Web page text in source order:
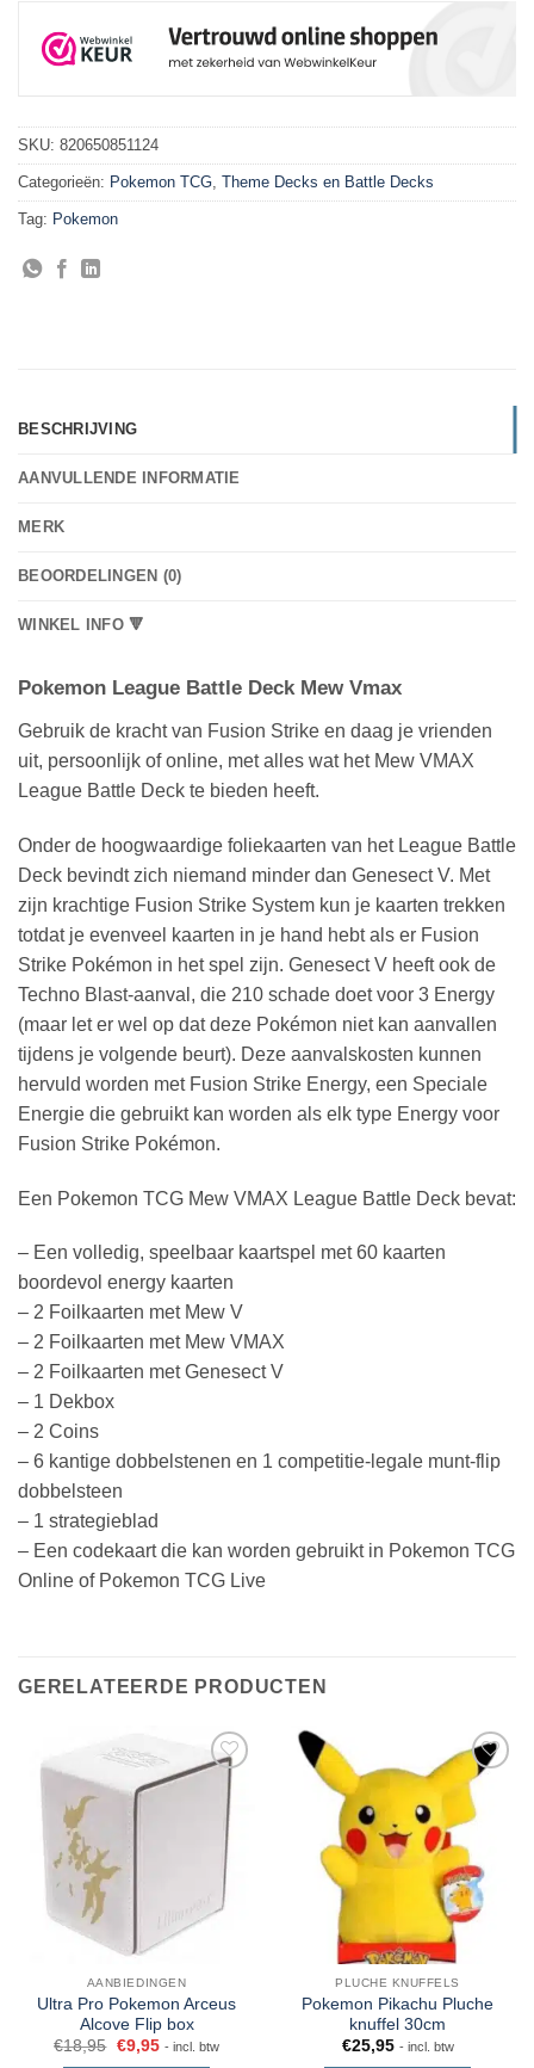
SKU: 820650851124
Categorieën: Pokemon TCG, Theme Decks en Battle Decks
Tag: Pokemon
BESCHRIJVING
AANVULLENDE INFORMATIE
MERK
BEOORDELINGEN (0)
WINKEL INFO 🔻
Pokemon League Battle Deck Mew Vmax
Gebruik de kracht van Fusion Strike en daag je vrienden
uit, persoonlijk of online, met alles wat het Mew VMAX
League Battle Deck te bieden heeft.
Onder de hoogwaardige foliekaarten van het League Battle
Deck bevindt zich niemand minder dan Genesect V. Met
zijn krachtige Fusion Strike System kun je kaarten trekken
totdat je evenveel kaarten in je hand hebt als er Fusion
Strike Pokémon in het spel zijn. Genesect V heeft ook de
Techno Blast-aanval, die 210 schade doet voor 3 Energy
(maar let er wel op dat deze Pokémon niet kan aanvallen
tijdens je volgende beurt). Deze aanvalskosten kunnen
hervuld worden met Fusion Strike Energy, een Speciale
Energie die gebruikt kan worden als elk type Energy voor
Fusion Strike Pokémon.
Een Pokemon TCG Mew VMAX League Battle Deck bevat:
– Een volledig, speelbaar kaartspel met 60 kaarten
boordevol energy kaarten
– 2 Foilkaarten met Mew V
– 2 Foilkaarten met Mew VMAX
– 2 Foilkaarten met Genesect V
– 1 Dekbox
– 2 Coins
– 6 kantige dobbelstenen en 1 competitie-legale munt-flip
dobbelsteen
– 1 strategieblad
– Een codekaart die kan worden gebruikt in Pokemon TCG
Online of Pokemon TCG Live
GERELATEERDE PRODUCTEN
AANBIEDINGEN
Ultra Pro Pokemon Arceus
Alcove Flip box
€18,95 €9,95 - incl. btw
PLUCHE KNUFFELS
Pokemon Pikachu Pluche
knuffel 30cm
€25,95 - incl. btw